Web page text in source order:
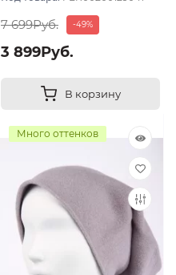
7 699Руб. -49%
3 899Руб.
В корзину
Много оттенков